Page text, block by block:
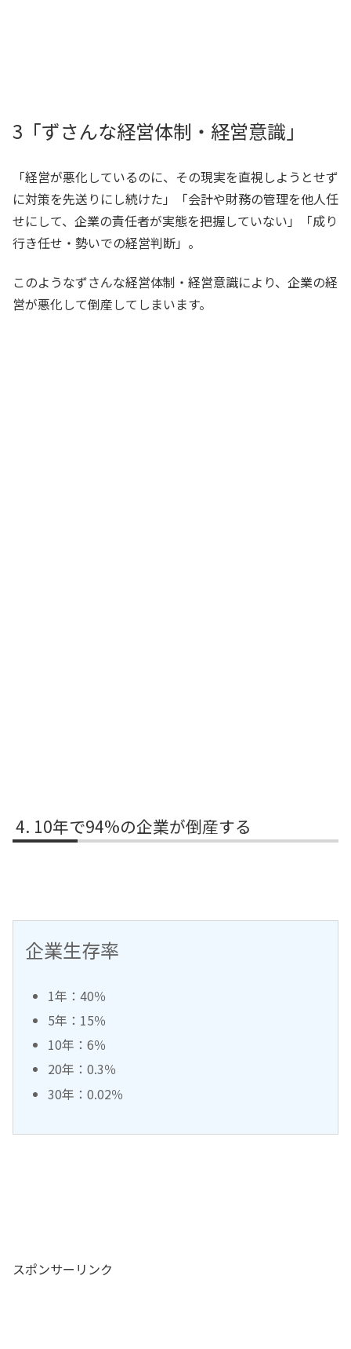
3「ずさんな経営体制・経営意識」
「経営が悪化しているのに、その現実を直視しようとせず
に対策を先送りにし続けた」「会計や財務の管理を他人任
せにして、企業の責任者が実態を把握していない」「成り
行き任せ・勢いでの経営判断」。
このようなずさんな経営体制・経営意識により、企業の経
営が悪化して倒産してしまいます。
10年で94%の企業が倒産する
企業生存率
1年：40％
5年：15％
10年：6％
20年：0.3％
30年：0.02％
スポンサーリンク